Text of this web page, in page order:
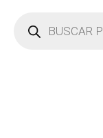
productos